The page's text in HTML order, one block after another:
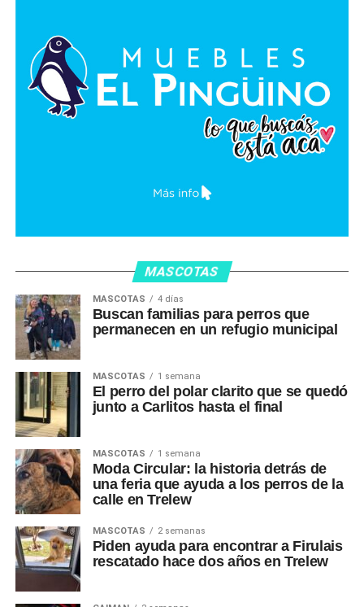
MASCOTAS
MASCOTAS 4 días
Buscan familias para perros que
permanecen en un refugio municipal
MASCOTAS 1 semana
El perro del polar clarito que se quedó
junto a Carlitos hasta el final
MASCOTAS 1 semana
Moda Circular: la historia detrás de
una feria que ayuda a los perros de la
calle en Trelew
MASCOTAS 2 semanas
Piden ayuda para encontrar a Firulais
rescatado hace dos años en Trelew